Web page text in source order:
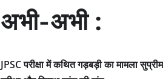
अभी-अभी :
JPSC परीक्षा में कथित गड़बड़ी का मामला सुप्रीम